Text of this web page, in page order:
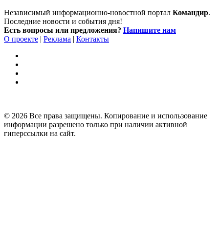
Независимый информационно-новостной портал Командир.
Последние новости и события дня!
Есть вопросы или предложения? Напишите нам
О проекте | Реклама | Контакты
© 2026 Все права защищены. Копирование и использование
информации разрешено только при наличии активной
гиперссылки на сайт.